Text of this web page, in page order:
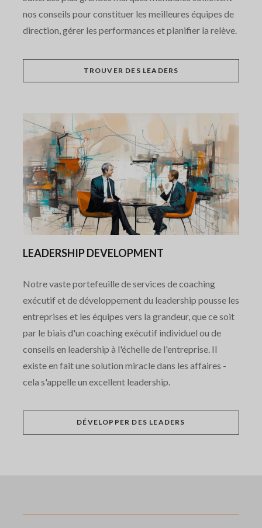
nos conseils pour constituer les meilleures équipes de
direction, gérer les performances et planifier la relève.
TROUVER DES LEADERS
LEADERSHIP DEVELOPMENT
Notre vaste portefeuille de services de coaching
exécutif et de développement du leadership pousse les
entreprises et les équipes vers la grandeur, que ce soit
par le biais d'un coaching exécutif individuel ou de
conseils en leadership à l'échelle de l'entreprise. Il
existe en fait une solution miracle dans les affaires -
cela s'appelle un excellent leadership.
DÉVELOPPER DES LEADERS